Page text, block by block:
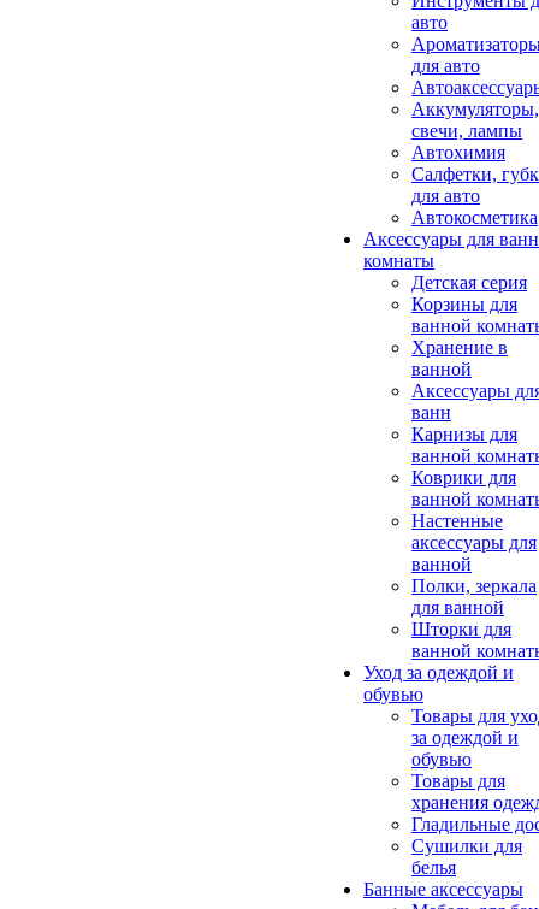
авто
для авто
Аккумуляторы,
свечи, лампы
Автохимия
Салфетки,
для авто
Автокосметика
Аксессуары для
комнаты
Детская серия
Корзины для
ванной
Хранение в
ванной
Аксессуары
ванн
Карнизы для
ванной
Коврики для
ванной
Настенные
аксессуары для
ванной
Полки, зеркала
для ванной
Шторки для
ванной
Уход за одеждой и
обувью
Товары для
за одеждой и
обувью
Товары для
хранения
Гладильные
Сушилки для
белья
Банные аксессуары